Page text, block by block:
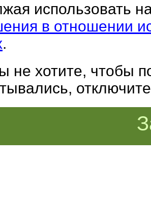
использовать
в отношении
.
не хотите, чтобы